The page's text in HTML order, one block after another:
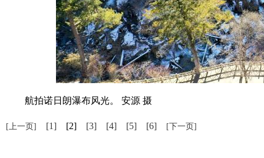
航拍诺日朗瀑布风光。 安源 摄
[上一页] [1] [2] [3] [4] [5] [6] [下一页]